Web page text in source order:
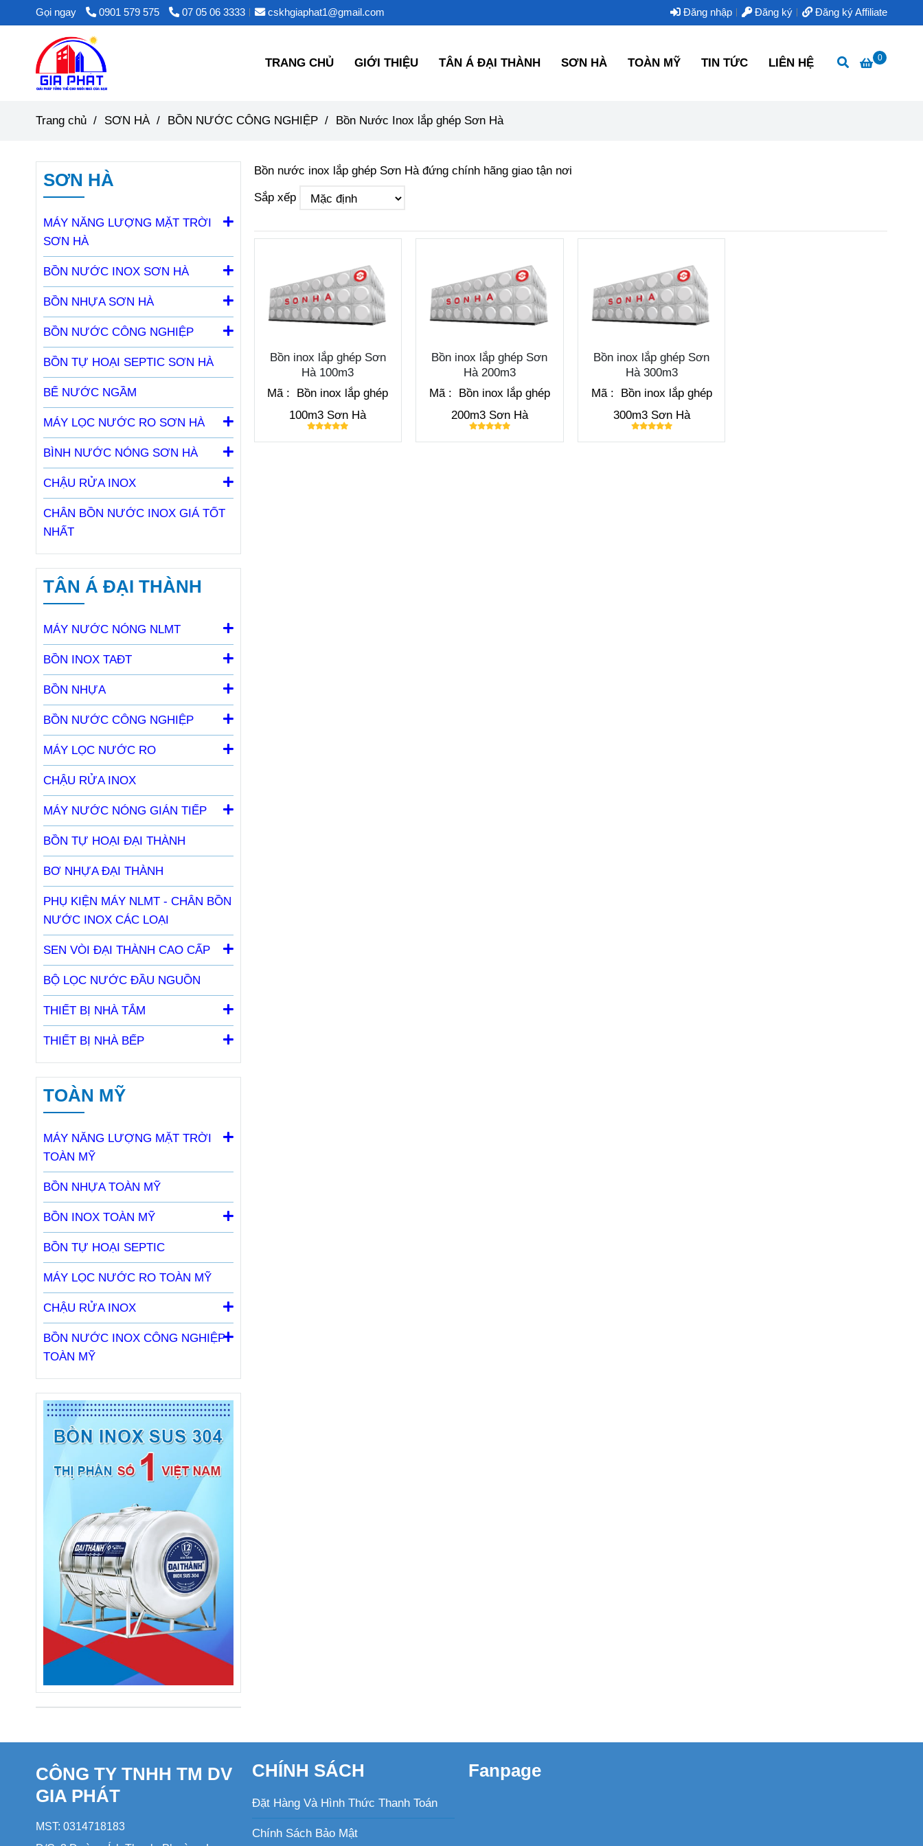
Gọi ngay 0901 579 575 07 05 06 3333 cskhgiaphat1@gmail.com Đăng nhập Đăng ký Đăng ký Affiliate
0
TRANG CHỦ GIỚI THIỆU TÂN Á ĐẠI THÀNH SƠN HÀ TOÀN MỸ TIN TỨC LIÊN HỆ
Trang chủ / SƠN HÀ / BỒN NƯỚC CÔNG NGHIỆP / Bồn Nước Inox lắp ghép Sơn Hà
Bồn nước inox lắp ghép Sơn Hà đứng chính hãng giao tận nơi
Sắp xếp
Bồn inox lắp ghép Sơn
Hà 100m3
Mã :
Bồn inox lắp ghép
100m3 Sơn Hà
Bồn inox lắp ghép Sơn
Hà 200m3
Mã :
Bồn inox lắp ghép
200m3 Sơn Hà
Bồn inox lắp ghép Sơn
Hà 300m3
Mã :
Bồn inox lắp ghép
300m3 Sơn Hà
SƠN HÀ
MÁY NĂNG LƯỢNG MẶT TRỜI
SƠN HÀ
BỒN NƯỚC INOX SƠN HÀ
BỒN NHỰA SƠN HÀ
BỒN NƯỚC CÔNG NGHIỆP
BỒN TỰ HOẠI SEPTIC SƠN HÀ
BỂ NƯỚC NGẦM
MÁY LỌC NƯỚC RO SƠN HÀ
BÌNH NƯỚC NÓNG SƠN HÀ
CHẬU RỬA INOX
CHÂN BỒN NƯỚC INOX GIÁ TỐT
NHẤT
TÂN Á ĐẠI THÀNH
MÁY NƯỚC NÓNG NLMT
BỒN INOX TAĐT
BỒN NHỰA
BỒN NƯỚC CÔNG NGHIỆP
MÁY LỌC NƯỚC RO
CHẬU RỬA INOX
MÁY NƯỚC NÓNG GIÁN TIẾP
BỒN TỰ HOẠI ĐẠI THÀNH
BƠ NHỰA ĐẠI THÀNH
PHỤ KIỆN MÁY NLMT - CHÂN BỒN
NƯỚC INOX CÁC LOẠI
SEN VÒI ĐẠI THÀNH CAO CẤP
BỘ LỌC NƯỚC ĐẦU NGUỒN
THIẾT BỊ NHÀ TẮM
THIẾT BỊ NHÀ BẾP
TOÀN MỸ
MÁY NĂNG LƯỢNG MẶT TRỜI
TOÀN MỸ
BỒN NHỰA TOÀN MỸ
BỒN INOX TOÀN MỸ
BỒN TỰ HOẠI SEPTIC
MÁY LỌC NƯỚC RO TOÀN MỸ
CHẬU RỬA INOX
BỒN NƯỚC INOX CÔNG NGHIỆP
TOÀN MỸ
CÔNG TY TNHH TM DV
GIA PHÁT
MST: 0314718183
CHÍNH SÁCH
Đặt Hàng Và Hình Thức Thanh Toán
Chính Sách Bảo Mật
Fanpage